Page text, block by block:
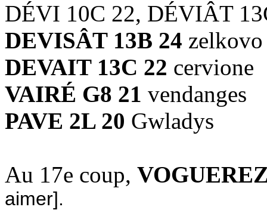
DÉVI 10C 22, DÉVIÂT
DEVISÂT 13B 24 zelkovo
DEVAIT 13C 22 cervione
VAIRÉ G8 21 vendanges
PAVE 2L 20 Gwladys
Au 17e coup,
aimer].